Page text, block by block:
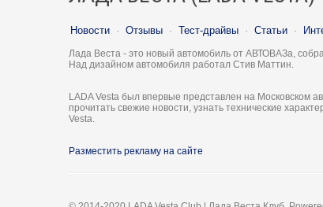
Новости · Отзывы · Тест-драйвы · Статьи ·
Лада Веста - это новый автомобиль от АВТОВАЗа,
Над дизайном автомобиля работал Стив Маттин.
LADA Vesta был впервые представлен на Московском
прочитать свежие новости, узнать технические
Vesta.
Разместить рекламу на сайте